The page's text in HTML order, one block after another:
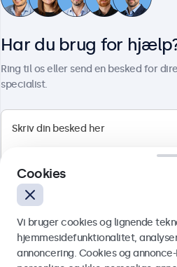
Herstedøstervej 27-29, unit A,
Dansk
Har du brug for
Ring til os eller send en besked for
specialist.
Cookies
Vi bruger cookies og lignende
hjemmesidefunktionalitet,
annoncering. Cookies og annonce-